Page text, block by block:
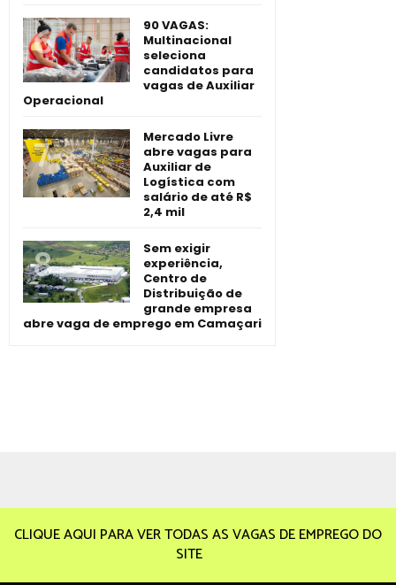
90 VAGAS:
Multinacional
seleciona
candidatos para
vagas de Auxiliar
Operacional
Mercado Livre
abre vagas para
Auxiliar de
Logística com
salário de até R$
2,4 mil
Sem exigir
experiência,
Centro de
Distribuição de
grande empresa
abre vaga de emprego em Camaçari
CLIQUE AQUI PARA VER TODAS AS VAGAS DE EMPREGO DO
SITE